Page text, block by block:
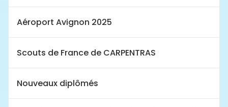
Aéroport Avignon 2025
Scouts de France de CARPENTRAS
Nouveaux diplômés